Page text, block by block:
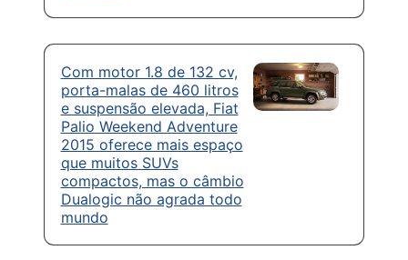
Com motor 1.8 de 132 cv,
porta-malas de 460 litros
e suspensão elevada, Fiat
Palio Weekend Adventure
2015 oferece mais espaço
que muitos SUVs
compactos, mas o câmbio
Dualogic não agrada todo
mundo